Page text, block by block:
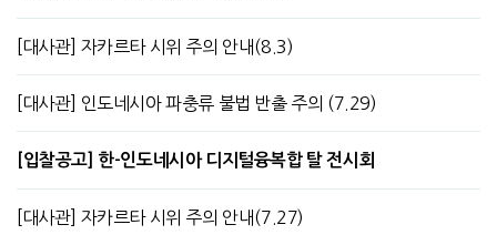
[대사관] 자카르타 시위 주의 안내(8.3)
[대사관] 인도네시아 파충류 불법 반출 주의 (7.29)
[입찰공고] 한-인도네시아 디지털융복합 탈 전시회
[대사관] 자카르타 시위 주의 안내(7.27)